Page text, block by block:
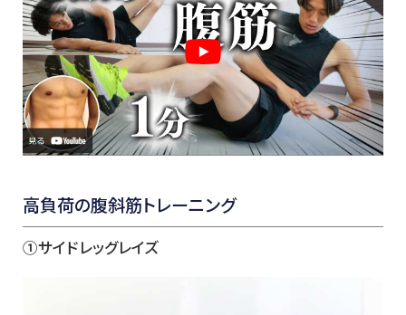
高負荷の腹斜筋トレーニング
①サイドレッグレイズ